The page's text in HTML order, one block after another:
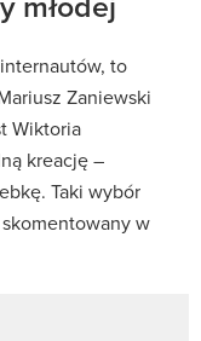
to
Zaniewski
Wiktoria
kreację –
Taki wybór
w